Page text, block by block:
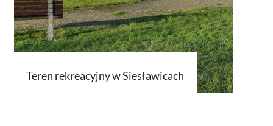
Teren rekreacyjny w Siesławicach